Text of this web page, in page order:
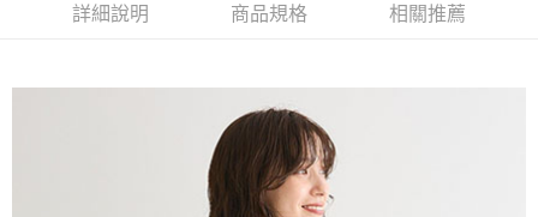
流程，驗證手機門號後，選擇欲分期的期數、繳款截止日，確認付款後即完
1.分期款項不併入電信帳單，「大哥付你分期」於每月結算日後寄送繳費提
2.透過簡訊連結打開帳單後，可選擇「超商條碼／台灣大直營門市／銀行轉
【關於「AFTEE先享後付」】
１．簡單：不需註冊會員、不需綁卡、不需儲值。
２．便利：只要手機號碼，簡訊認證，即可結帳。
３．安心：先確認商品／服務後，再付款。
【「AFTEE先享後付」結帳流程】
１．於結帳方式選擇「AFTEE先享後付」後，將跳轉至「AFTEE先享後付」
每筆NT$60，滿NT$1,500(含以上)免運費
詳細說明 商品規格 相關推薦